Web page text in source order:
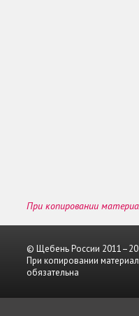
При копировании
© Щебень России
При копировании
обязательна